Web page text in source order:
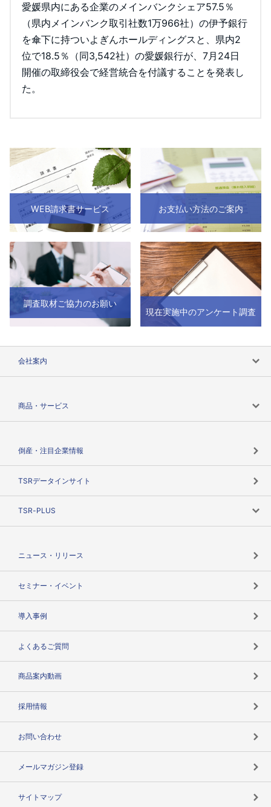
愛媛県内にある企業のメインバンクシェア57.5％
（県内メインバンク取引社数1万966社）の伊予銀行
を傘下に持ついよぎんホールディングスと、県内2
位で18.5％（同3,542社）の愛媛銀行が、7月24日
開催の取締役会で経営統合を付議することを発表し
た。
WEB請求書サービス お支払い方法のご案内
調査取材ご協力のお願い
現在実施中のアンケート調査
会社案内
商品・サービス
倒産・注目企業情報
TSRデータインサイト
TSR-PLUS
ニュース・リリース
セミナー・イベント
導入事例
よくあるご質問
商品案内動画
採用情報
お問い合わせ
メールマガジン登録
サイトマップ